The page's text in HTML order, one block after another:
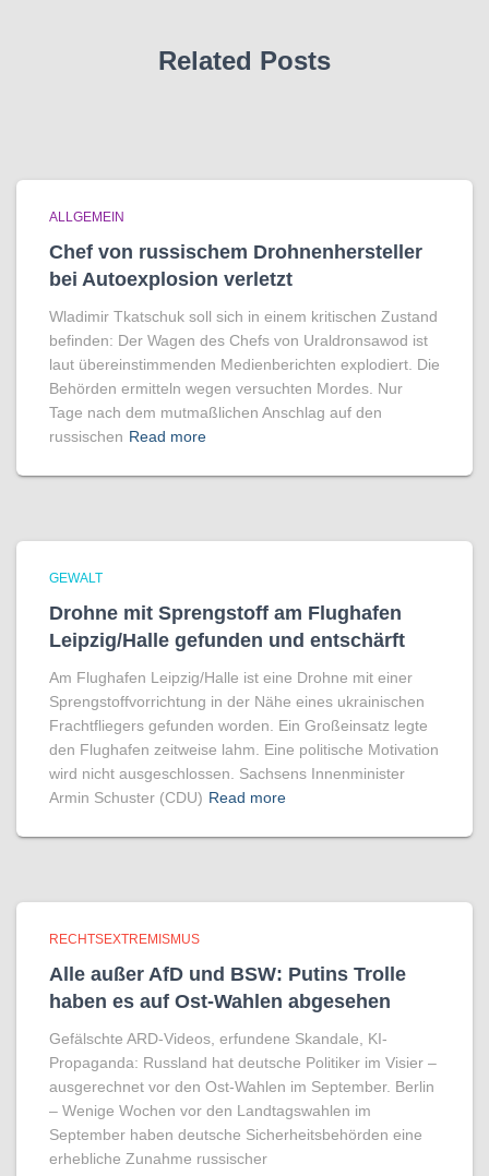
Related Posts
ALLGEMEIN
Chef von russischem Drohnenhersteller
bei Autoexplosion verletzt
Wladimir Tkatschuk soll sich in einem kritischen Zustand
befinden: Der Wagen des Chefs von Uraldronsawod ist
laut übereinstimmenden Medienberichten explodiert. Die
Behörden ermitteln wegen versuchten Mordes. Nur
Tage nach dem mutmaßlichen Anschlag auf den
russischen Read more
GEWALT
Drohne mit Sprengstoff am Flughafen
Leipzig/Halle gefunden und entschärft
Am Flughafen Leipzig/Halle ist eine Drohne mit einer
Sprengstoffvorrichtung in der Nähe eines ukrainischen
Frachtfliegers gefunden worden. Ein Großeinsatz legte
den Flughafen zeitweise lahm. Eine politische Motivation
wird nicht ausgeschlossen. Sachsens Innenminister
Armin Schuster (CDU) Read more
RECHTSEXTREMISMUS
Alle außer AfD und BSW: Putins Trolle
haben es auf Ost-Wahlen abgesehen
Gefälschte ARD-Videos, erfundene Skandale, KI-
Propaganda: Russland hat deutsche Politiker im Visier –
ausgerechnet vor den Ost-Wahlen im September. Berlin
– Wenige Wochen vor den Landtagswahlen im
September haben deutsche Sicherheitsbehörden eine
erhebliche Zunahme russischer